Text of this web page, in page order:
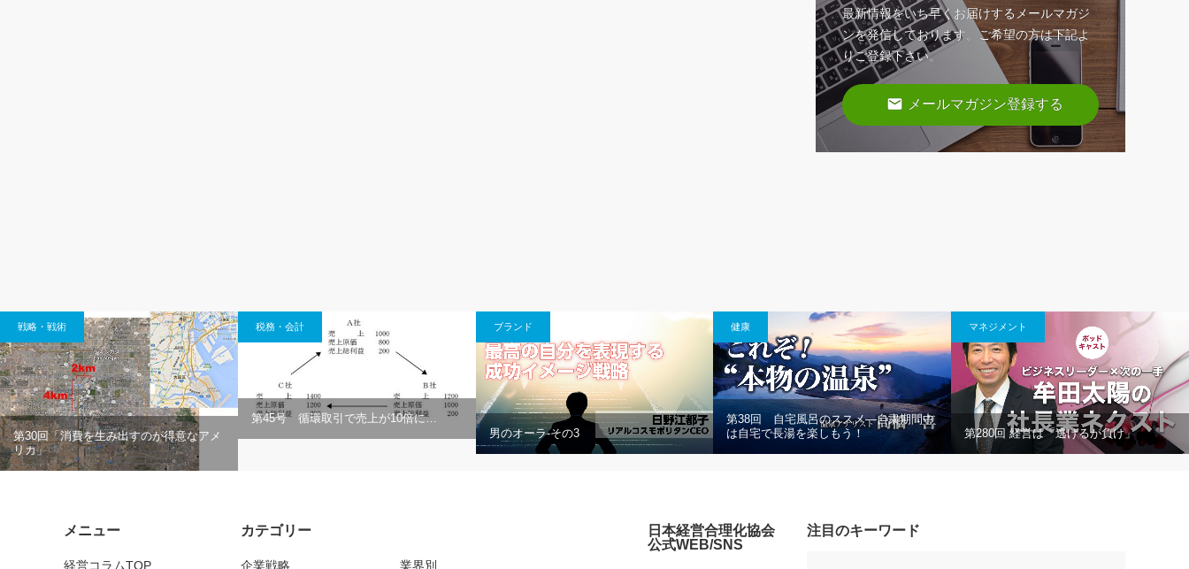
最新情報をいち早くお届けするメールマガジ
ンを発信しております。ご希望の方は下記よ
りご登録下さい。
email メールマガジン登録する
戦略・戦術
第30回「消費を生み出すのが得意なアメ
リカ」
税務・会計
第45号 循環取引で売上が10倍に…
ブランド
男のオーラ-その3
健康
第38回 自宅風呂のススメ―自粛期間中
は自宅で長湯を楽しもう！
マネジメント
第280回 経営は「逃げるが負け」
注目のキーワード
日本経営合理化協会
公式WEB/SNS
メニュー
経営コラムTOP
カテゴリー
企業戦略 業界別